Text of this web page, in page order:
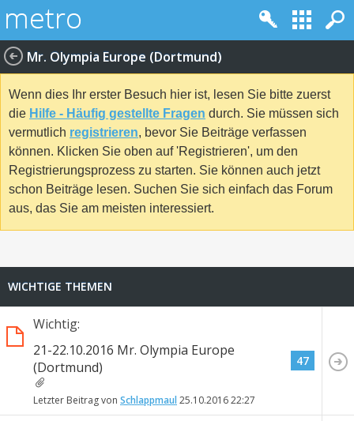
Mr. Olympia Europe (Dortmund)
Wenn dies Ihr erster Besuch hier ist, lesen Sie bitte zuerst
die Hilfe - Häufig gestellte Fragen durch. Sie müssen sich
vermutlich registrieren, bevor Sie Beiträge verfassen
können. Klicken Sie oben auf 'Registrieren', um den
Registrierungsprozess zu starten. Sie können auch jetzt
schon Beiträge lesen. Suchen Sie sich einfach das Forum
aus, das Sie am meisten interessiert.
WICHTIGE THEMEN
Wichtig:
21-22.10.2016 Mr. Olympia Europe
(Dortmund)
Letzter Beitrag von Schlappmaul25.10.201622:27
47